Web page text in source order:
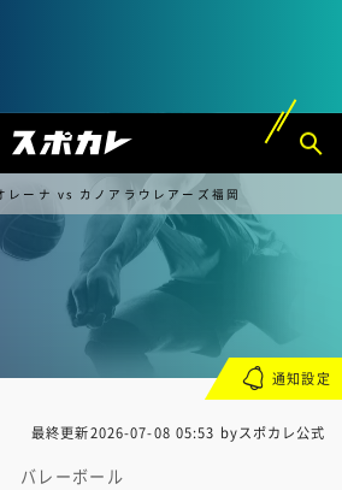
レーナ vs カノアラウレアーズ福岡
最終更新2026-07-08 05:53 byスポカレ公式
バレーボール
通知設定